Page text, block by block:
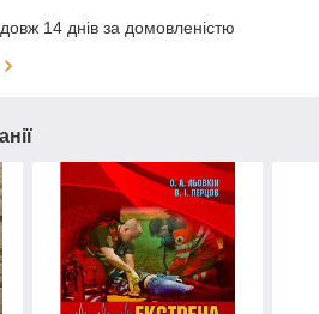
14 днів за домовленістю